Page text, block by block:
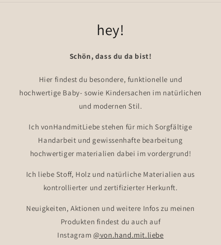
hey!
Schön, dass du da bist!
Hier findest du besondere, funktionelle und
hochwertige Baby- sowie Kindersachen im natürlichen
und modernen Stil.
Ich vonHandmitLiebe stehen für mich Sorgfältige
Handarbeit und gewissenhafte bearbeitung
hochwertiger materialien dabei im vordergrund!
Ich liebe Stoff, Holz und natürliche Materialien aus
kontrollierter und zertifizierter Herkunft.
Neuigkeiten, Aktionen und weitere Infos zu meinen
Produkten findest du auch auf
Instagram@von.hand.mit.liebe